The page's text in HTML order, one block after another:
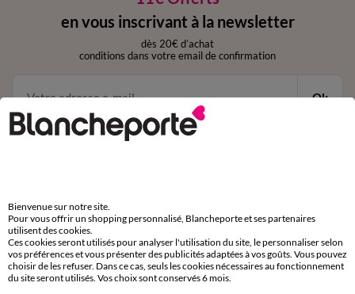
en vous inscrivant à la newsletter
dès 20€ d’achat
conditions dans votre email de confirmation
Ok
Depuis votre iPhone
Bienvenue sur notre site.
Pour vous offrir un shopping personnalisé, Blancheporte et ses partenaires
utilisent des cookies.
Ces cookies seront utilisés pour analyser l'utilisation du site, le personnaliser selon
vos préférences et vous présenter des publicités adaptées à vos goûts. Vous pouvez
choisir de les refuser. Dans ce cas, seuls les cookies nécessaires au fonctionnement
du site seront utilisés. Vos choix sont conservés 6 mois.